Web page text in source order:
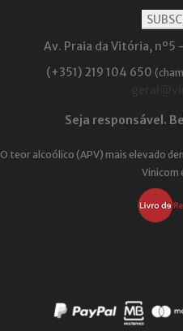
Av. Praia da Vitória, nº5
(+351) 219 104 650
Seja responsável.
O teor alcoólico (APV) mais elevado
Vinicom